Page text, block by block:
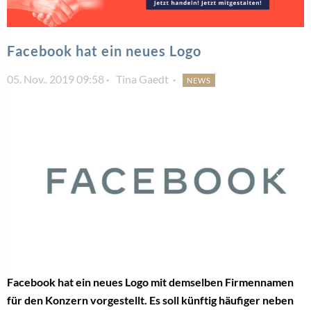
Facebook hat ein neues Logo
05. Nov.. 2019 09:58 Tina Gaedt NEWS
Facebook hat ein neues Logo mit demselben Firmennamen
für den Konzern vorgestellt. Es soll künftig häufiger neben